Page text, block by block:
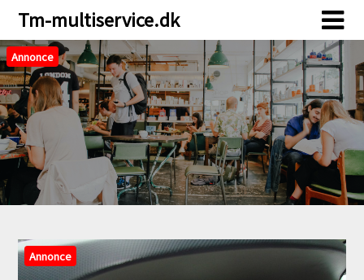
Skip
content
Skip
content
Tm-multiservice.dk
Annonce
Annonce